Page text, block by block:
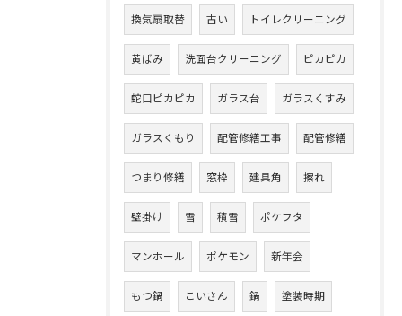
換気扇取替 古い トイレクリーニング
黄ばみ 洗面台クリーニング ピカピカ
蛇口ピカピカ ガラス台 ガラスくすみ
ガラスくもり 配管修繕工事 配管修繕
つまり修繕 窓枠 建具角 擦れ
壁掛け 雪 積雪 ポケフタ
マンホール ポケモン 新年会
もつ鍋 こいさん 鍋 塗装時期